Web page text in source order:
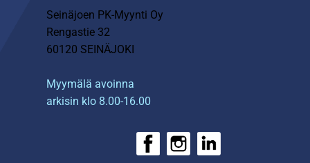
Seinäjoen PK-Myynti Oy
Rengastie 32
60120 SEINÄJOKI
Myymälä avoinna
arkisin klo 8.00-16.00